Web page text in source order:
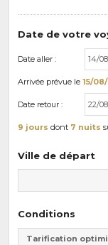
Date de votre
Date aller :
Arrivée prévue le 15/
Date retour :
9 jours dont 7 nuits
Ville de départ
Conditions
Tarification